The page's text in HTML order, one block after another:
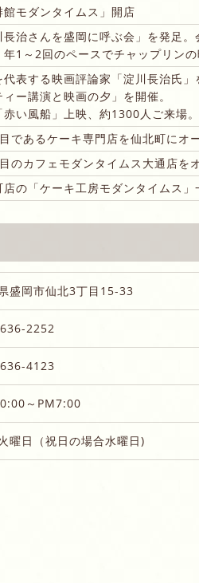
館モダンタイムス」開店
長治さんを盛岡に呼ぶ会」を発足
年1～2回のペースでチャップリンの
代表する映画評論家「淀川長治氏
ィー講演と映画の夕」を開催。
赤い風船」上映、約1300人ご来場。
であるケーキ専門店を仙北町にオー
のカフェモダンタイムス大通店を
店の「ケーキ工房モダンタイムス
盛岡市仙北3丁目15-33
2252
4123
～PM7:00
曜日（祝日の場合水曜日)